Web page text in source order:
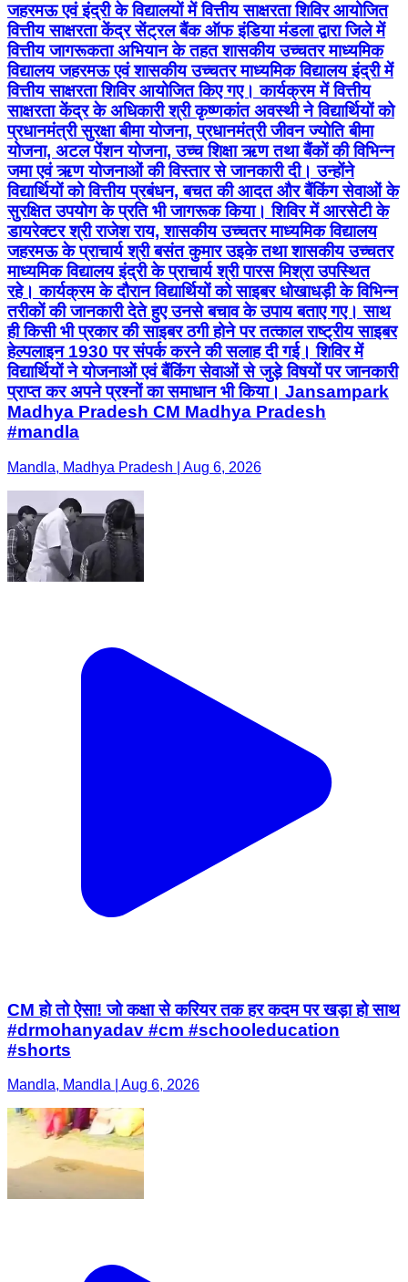
जहरमऊ एवं इंद्री के विद्यालयों में वित्तीय साक्षरता शिविर आयोजित
वित्तीय साक्षरता केंद्र सेंट्रल बैंक ऑफ इंडिया मंडला द्वारा जिले में
वित्तीय जागरूकता अभियान के तहत शासकीय उच्चतर माध्यमिक
विद्यालय जहरमऊ एवं शासकीय उच्चतर माध्यमिक विद्यालय इंद्री में
वित्तीय साक्षरता शिविर आयोजित किए गए। कार्यक्रम में वित्तीय
साक्षरता केंद्र के अधिकारी श्री कृष्णकांत अवस्थी ने विद्यार्थियों को
प्रधानमंत्री सुरक्षा बीमा योजना, प्रधानमंत्री जीवन ज्योति बीमा
योजना, अटल पेंशन योजना, उच्च शिक्षा ऋण तथा बैंकों की विभिन्न
जमा एवं ऋण योजनाओं की विस्तार से जानकारी दी। उन्होंने
विद्यार्थियों को वित्तीय प्रबंधन, बचत की आदत और बैंकिंग सेवाओं के
सुरक्षित उपयोग के प्रति भी जागरूक किया। शिविर में आरसेटी के
डायरेक्टर श्री राजेश राय, शासकीय उच्चतर माध्यमिक विद्यालय
जहरमऊ के प्राचार्य श्री बसंत कुमार उइके तथा शासकीय उच्चतर
माध्यमिक विद्यालय इंद्री के प्राचार्य श्री पारस मिश्रा उपस्थित
रहे। कार्यक्रम के दौरान विद्यार्थियों को साइबर धोखाधड़ी के विभिन्न
तरीकों की जानकारी देते हुए उनसे बचाव के उपाय बताए गए। साथ
ही किसी भी प्रकार की साइबर ठगी होने पर तत्काल राष्ट्रीय साइबर
हेल्पलाइन 1930 पर संपर्क करने की सलाह दी गई। शिविर में
विद्यार्थियों ने योजनाओं एवं बैंकिंग सेवाओं से जुड़े विषयों पर जानकारी
प्राप्त कर अपने प्रश्नों का समाधान भी किया। Jansampark
Madhya Pradesh CM Madhya Pradesh
#mandla
Mandla, Madhya Pradesh | Aug 6, 2026
CM हो तो ऐसा! जो कक्षा से करियर तक हर कदम पर खड़ा हो साथ
#drmohanyadav #cm #schooleducation
#shorts
Mandla, Mandla | Aug 6, 2026